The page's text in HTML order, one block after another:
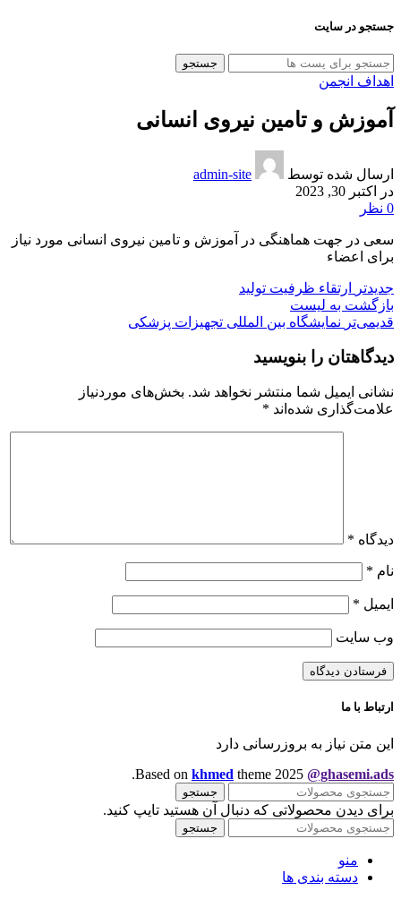
جستجو در سایت
جستجو
اهداف انجمن
آموزش و تامین نیروی انسانی
ارسال شده توسط
admin-site
در اکتبر 30, 2023
0 نظر
سعی در جهت هماهنگی در آموزش و تامین نیروی انسانی مورد نیاز
برای اعضاء
جدیدتر
ارتقاء ظرفیت تولید
بازگشت به لیست
قدیمی‌تر نمایشگاه بین المللی تجهیزات پزشکی
دیدگاهتان را بنویسید
نشانی ایمیل شما منتشر نخواهد شد. بخش‌های موردنیاز
علامت‌گذاری شده‌اند *
دیدگاه *
نام *
ایمیل *
وب‌ سایت
ارتباط با ما
این متن نیاز به بروزرسانی دارد
Based on khmed theme 2025 @ghasemi.ads
.
جستجو
برای دیدن محصولاتی که دنبال آن هستید تایپ کنید.
جستجو
منو
دسته بندی ها